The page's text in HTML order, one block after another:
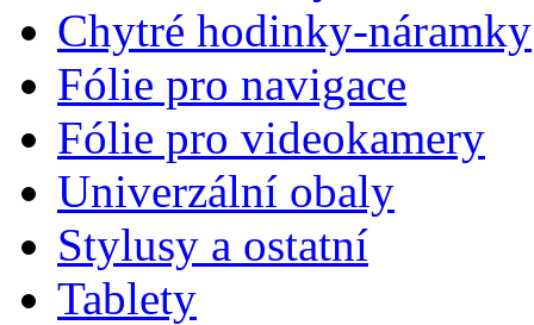
Chytré hodinky-náramky
Fólie pro navigace
Fólie pro videokamery
Univerzální obaly
Stylusy a ostatní
Tablety